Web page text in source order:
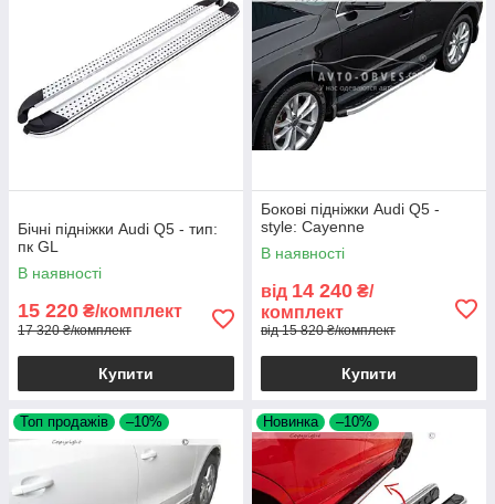
Бічні підніжки Audi Q5 - тип:
пк GL
В наявності
15 220 ₴/комплект
17 320 ₴/комплект
Купити
Бокові підніжки Audi Q5 -
style: Cayenne
В наявності
від 14 240 ₴/
комплект
від 15 820 ₴/комплект
Купити
Топ продажів –10% Новинка –10%